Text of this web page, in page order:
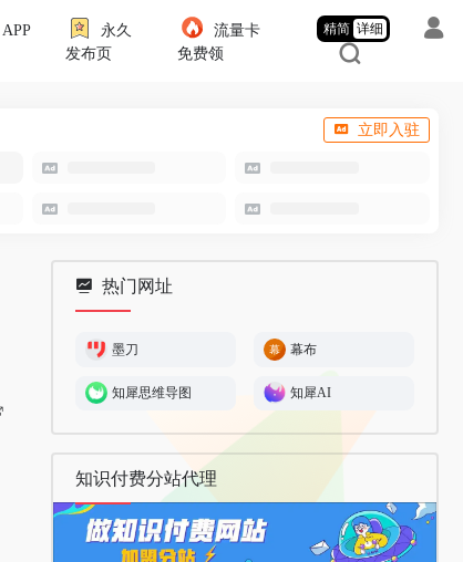
APP
永久
发布页
流量卡
免费领
精简 详细
立即入驻
热门网址
墨刀 幕布
知犀思维导图 知犀AI
知识付费分站代理